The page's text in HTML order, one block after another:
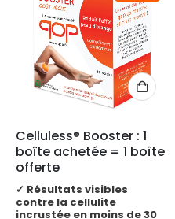
Celluless® Booster : 1
boîte achetée = 1 boîte
offerte
✓ Résultats visibles
contre la cellulite
incrustée en moins de 30